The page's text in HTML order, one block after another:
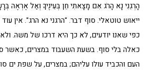
הָרְגֵנִי נָא הָרֹג אִם מָצָאתִי חֵן בְּעֵינֶיךָ וְאַל אֶרְאֶה
ייאוש טוטאלי. סוף דבר. "הרגני נא הרג". אין עוד
כפי שאנו יודעים, לא כך היא דרכו של משה.
כאלה בלי סוף. בשעת השעבוד במצרים, כאשר
העם והכביד עולו עליהם; במצרים, על שפת ים